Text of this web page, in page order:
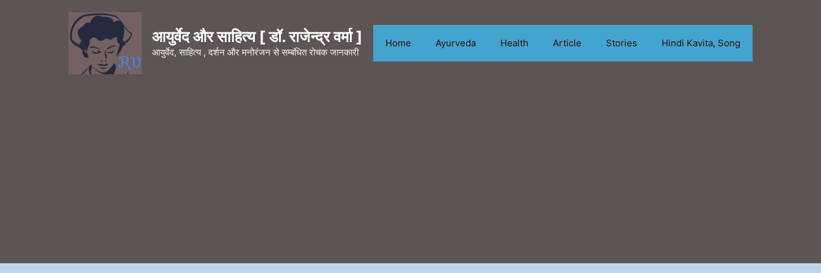
आयुर्वेद और साहित्य [ डॉ. राजेन्द्र वर्मा ]
आयुर्वेद, साहित्य , दर्शन और मनोरंजन से सम्बंधित रोचक जानकारी
Home Ayurveda Health Article Stories Hindi Kavita, Song